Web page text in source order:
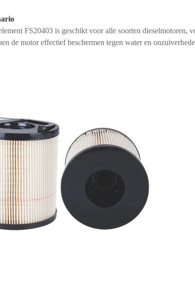
FS20403 is geschikt voor alle soorten dieselmotoren,
de motor effectief beschermen tegen water en